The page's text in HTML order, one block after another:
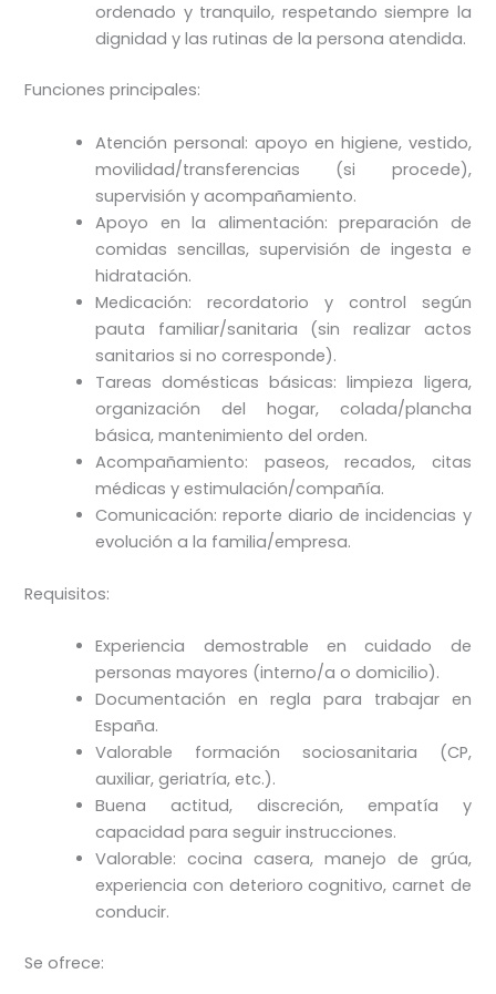
ordenado y tranquilo, respetando siempre la
dignidad y las rutinas de la persona atendida.
Funciones principales:
Atención personal: apoyo en higiene, vestido,
movilidad/transferencias (si procede),
supervisión y acompañamiento.
Apoyo en la alimentación: preparación de
comidas sencillas, supervisión de ingesta e
hidratación.
Medicación: recordatorio y control según
pauta familiar/sanitaria (sin realizar actos
sanitarios si no corresponde).
Tareas domésticas básicas: limpieza ligera,
organización del hogar, colada/plancha
básica, mantenimiento del orden.
Acompañamiento: paseos, recados, citas
médicas y estimulación/compañía.
Comunicación: reporte diario de incidencias y
evolución a la familia/empresa.
Requisitos:
Experiencia demostrable en cuidado de
personas mayores (interno/a o domicilio).
Documentación en regla para trabajar en
España.
Valorable formación sociosanitaria (CP,
auxiliar, geriatría, etc.).
Buena actitud, discreción, empatía y
capacidad para seguir instrucciones.
Valorable: cocina casera, manejo de grúa,
experiencia con deterioro cognitivo, carnet de
conducir.
Se ofrece: